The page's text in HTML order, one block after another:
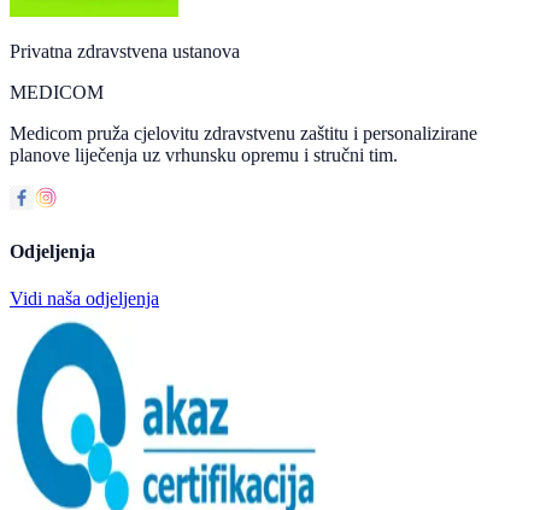
Privatna zdravstvena ustanova
MEDICOM
Medicom pruža cjelovitu zdravstvenu zaštitu i personalizirane
planove liječenja uz vrhunsku opremu i stručni tim.
Odjeljenja
Vidi naša odjeljenja